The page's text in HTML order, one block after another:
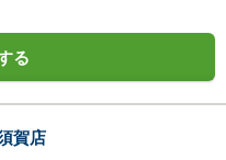
る
賀店